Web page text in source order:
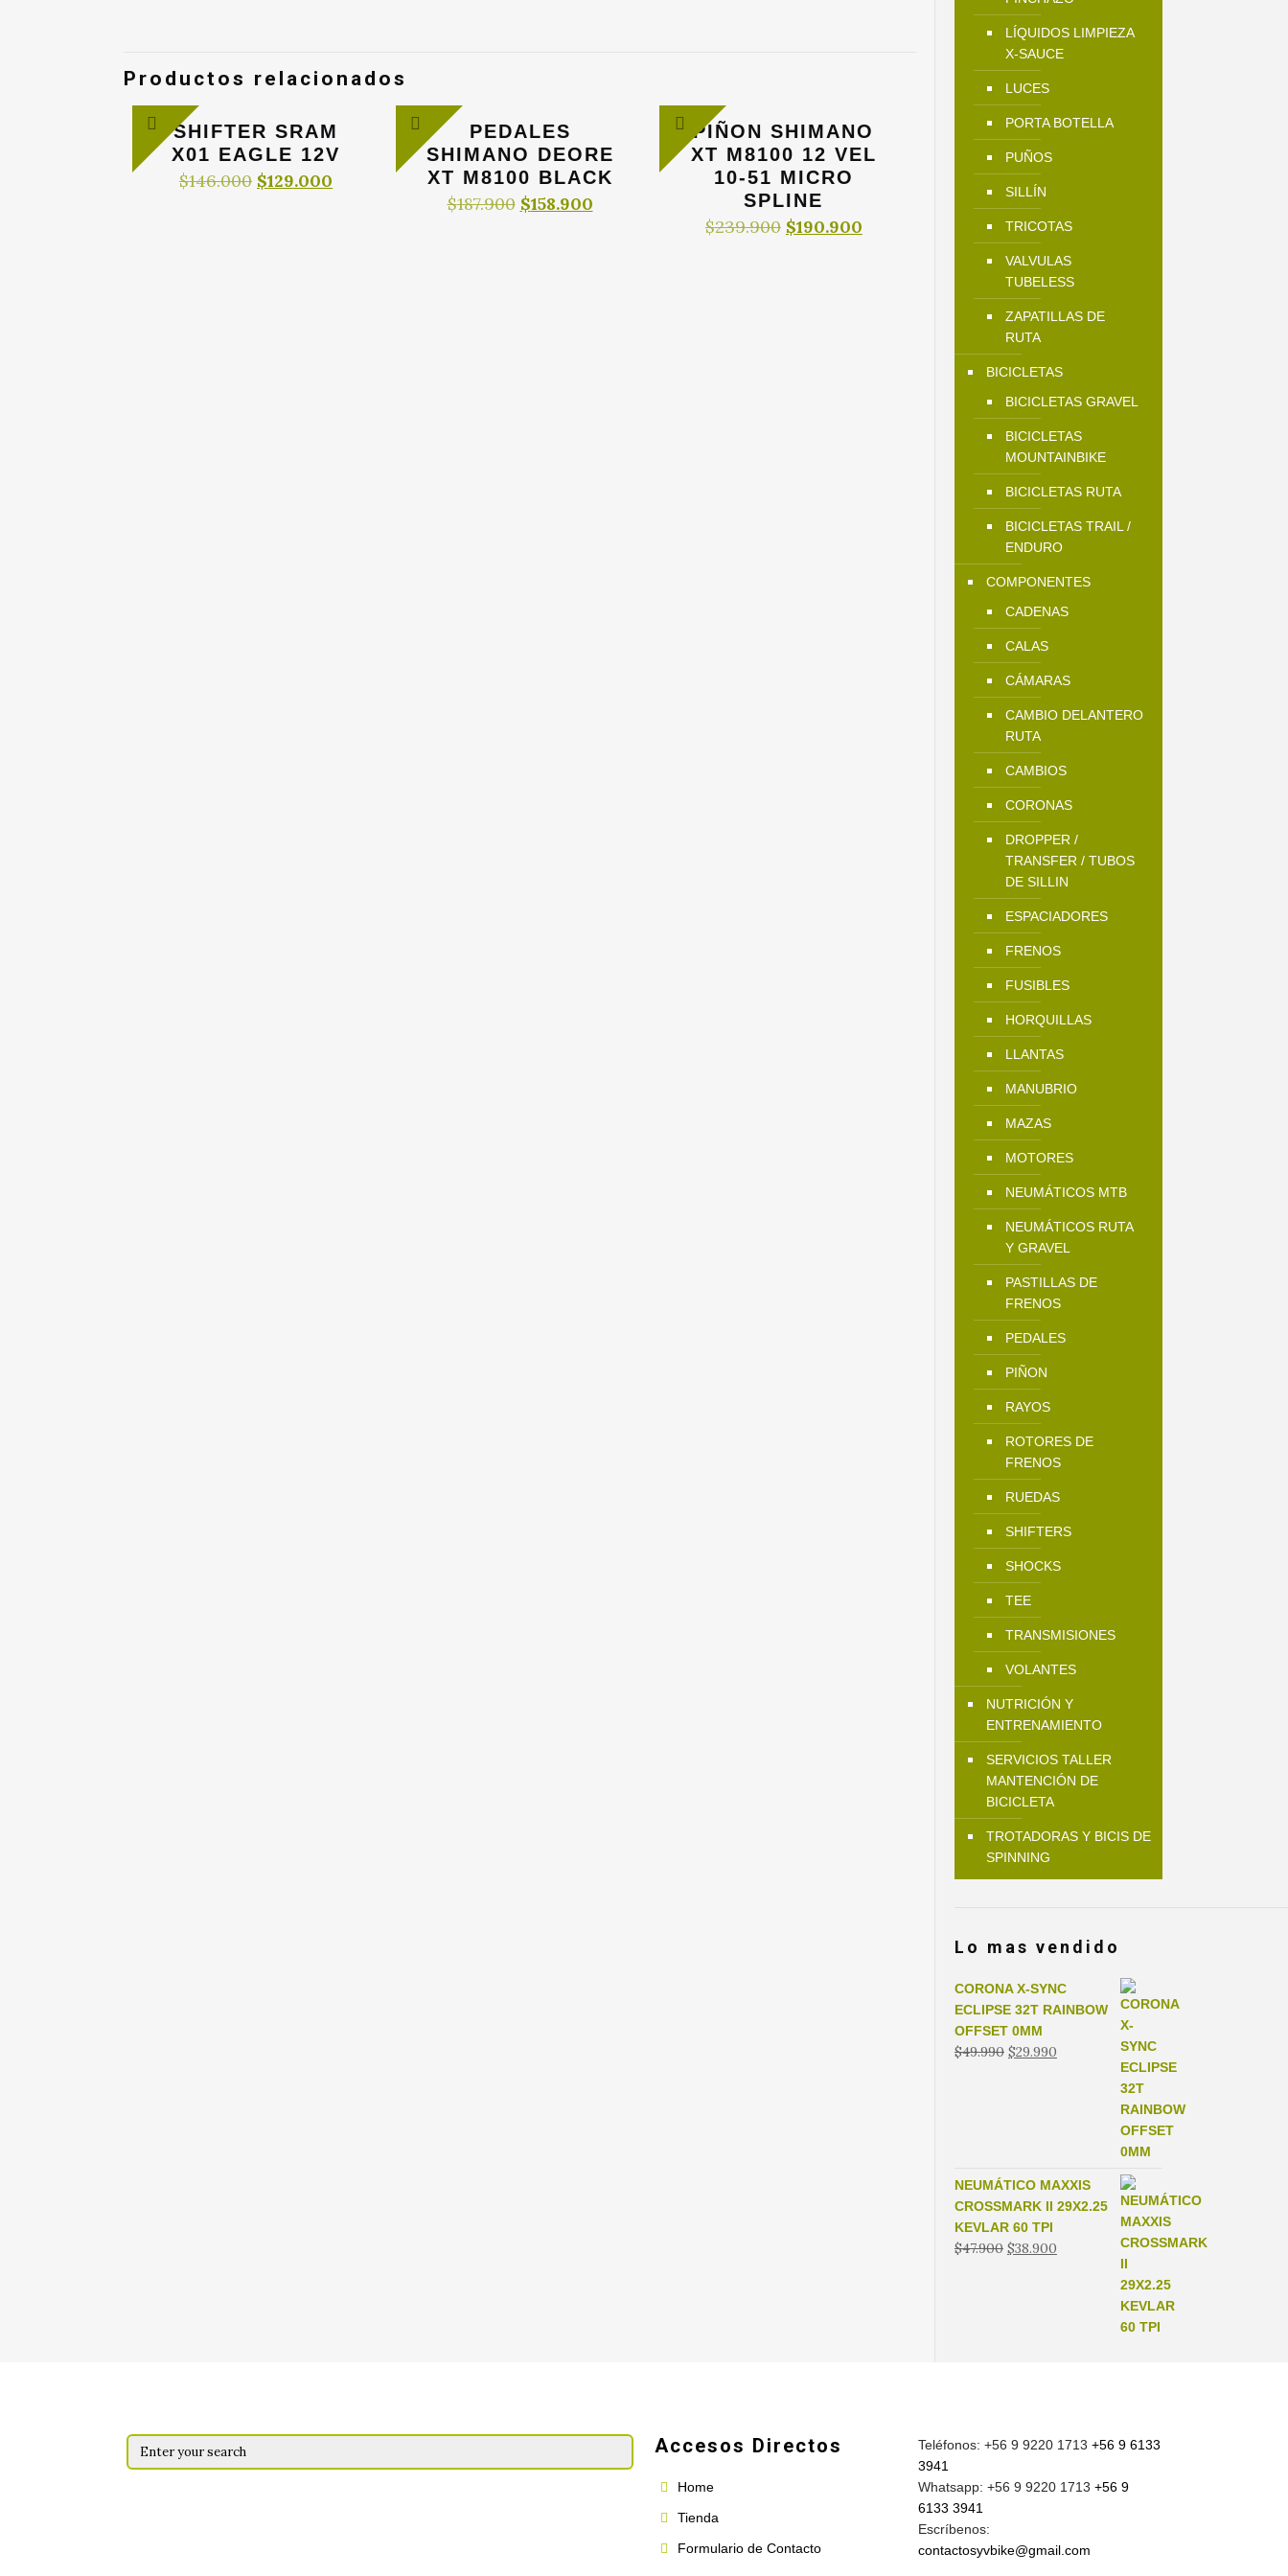
Productos relacionados
SHIFTER SRAM
X01 EAGLE 12V
$146.000 El
$129.000
PEDALES
SHIMANO DEORE
XT M8100 BLACK
$187.900 El
$158.900El
PIÑON SHIMANO
XT M8100 12 VEL
10-51 MICRO
SPLINE
$239.900 El
$190.900El
LÍQUIDOS LIMPIEZA
X-SAUCE
LUCES
PORTA BOTELLA
PUÑOS
SILLÍN
TRICOTAS
VALVULAS
TUBELESS
ZAPATILLAS DE
RUTA
BICICLETAS
BICICLETAS GRAVEL
BICICLETAS
MOUNTAINBIKE
BICICLETAS RUTA
BICICLETAS TRAIL /
ENDURO
COMPONENTES
CADENAS
CALAS
CÁMARAS
CAMBIO DELANTERO
RUTA
CAMBIOS
CORONAS
DROPPER /
TRANSFER / TUBOS
DE SILLIN
ESPACIADORES
FRENOS
FUSIBLES
HORQUILLAS
LLANTAS
MANUBRIO
MAZAS
MOTORES
NEUMÁTICOS MTB
NEUMÁTICOS RUTA
Y GRAVEL
PASTILLAS DE
FRENOS
PEDALES
PIÑON
RAYOS
ROTORES DE
FRENOS
RUEDAS
SHIFTERS
SHOCKS
TEE
TRANSMISIONES
VOLANTES
NUTRICIÓN Y
ENTRENAMIENTO
SERVICIOS TALLER
MANTENCIÓN DE
BICICLETA
TROTADORAS Y BICIS DE
SPINNING
Lo mas vendido
CORONA X-SYNC
ECLIPSE 32T RAINBOW
OFFSET 0MM
$49.990 El
$29.990El
NEUMÁTICO MAXXIS
CROSSMARK II 29X2.25
KEVLAR 60 TPI
$47.900 El
$38.900El
Accesos Directos
Home
Tienda
Formulario de Contacto
Teléfonos: +56 9 9220 1713+56 9 6133
3941
Whatsapp: +56 9 9220 1713+56 9
6133 3941
Escríbenos:
contactosyvbike@gmail.com